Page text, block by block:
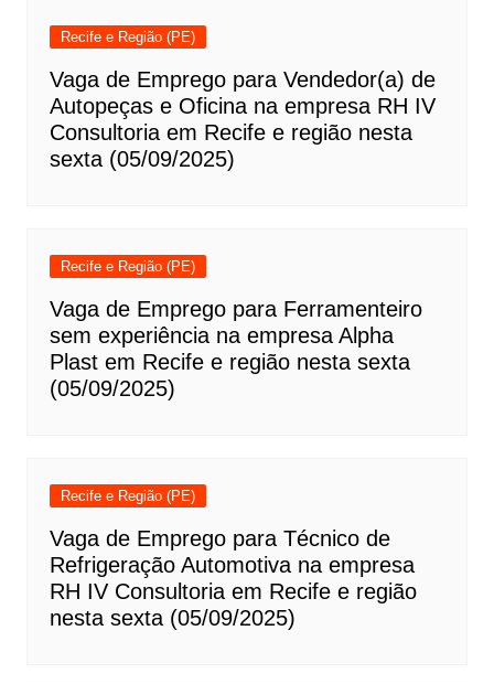
Recife e Região (PE)
Vaga de Emprego para Vendedor(a) de
Autopeças e Oficina na empresa RH IV
Consultoria em Recife e região nesta
sexta (05/09/2025)
Recife e Região (PE)
Vaga de Emprego para Ferramenteiro
sem experiência na empresa Alpha
Plast em Recife e região nesta sexta
(05/09/2025)
Recife e Região (PE)
Vaga de Emprego para Técnico de
Refrigeração Automotiva na empresa
RH IV Consultoria em Recife e região
nesta sexta (05/09/2025)